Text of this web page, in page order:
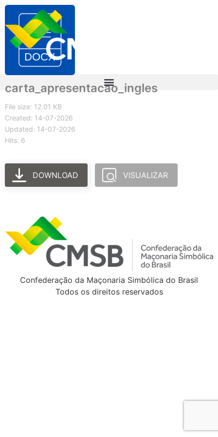
carta_apresentacao_ingles
File size: 12.01 KB
Created: 14-07-2026
Updated: 14-07-2026
Hits: 6
DOWNLOAD VISUALIZAR
Confederação da Maçonaria Simbólica do Brasil
Todos os direitos reservados